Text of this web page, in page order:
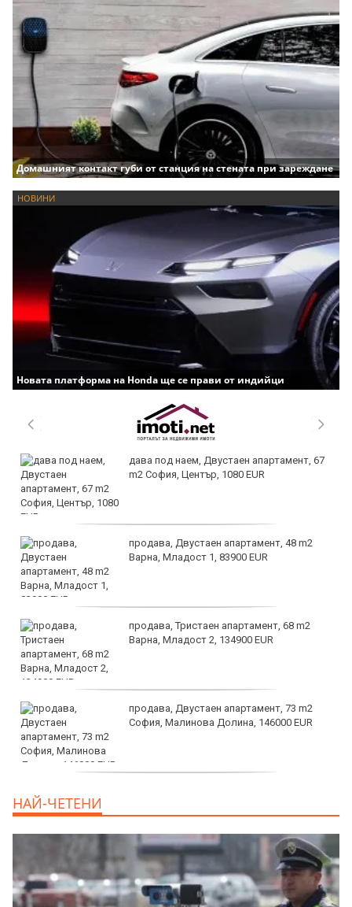
Домашният контакт губи от станция на стената при зареждане
НОВИНИ
Новата платформа на Honda ще се прави от индийци
дава под наем, Двустаен апартамент, 67
m2 София, Център, 1080 EUR
продава, Двустаен апартамент, 48 m2
Варна, Младост 1, 83900 EUR
продава, Тристаен апартамент, 68 m2
Варна, Младост 2, 134900 EUR
продава, Двустаен апартамент, 73 m2
София, Малинова Долина, 146000 EUR
НАЙ-ЧЕТЕНИ